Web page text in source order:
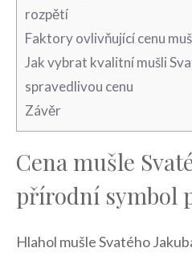
‍rozpětí
Faktory ovlivňující cenu
Jak vybrat kvalitní mušli
spravedlivou cenu
Závěr
Cena mušle
přírodní symbol
Hlahol⁣ mušle Svatého